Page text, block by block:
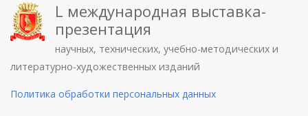
L международная выставка-
презентация
научных, технических, учебно-методических и
литературно-художественных изданий
Политика обработки персональных данных